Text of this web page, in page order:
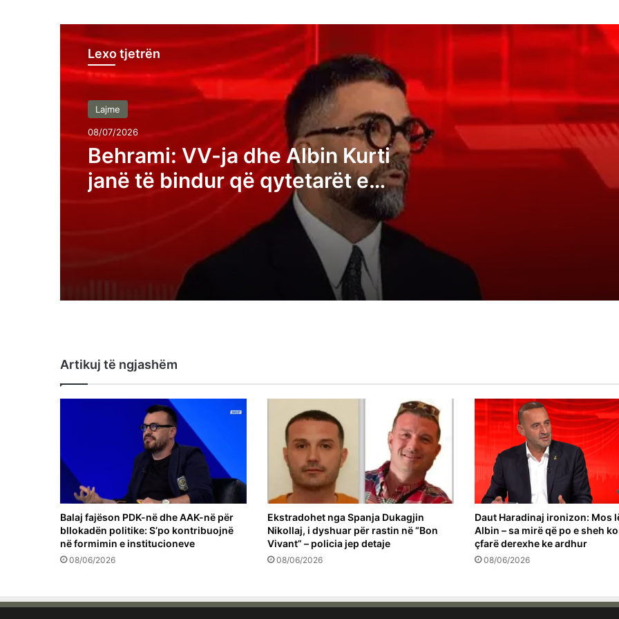
Lexo tjetrën
Lajme
08/07/2026
Behrami: VV-ja dhe Albin Kurti
janë të bindur që qytetarët e
Kosovës janë analfabetë
Behrami: VV-ja dhe Albin Kurti janë të
bindur që qytetarët e Kosovës janë
analfabetë funksionalë
Kryeziu e VV-së: Posti i presidentit nuk
duhet t’i takojë LDK-së
Pozhari: Albin Kurti duhet t’ia japë
presidentin opozitës, kështu tregohet
Ermal Sadiku: Asnjë parti nuk i ka fituar
deputetë, atëherë të kemi një
konsensual
Artikuj të ngjashëm
Balaj fajëson PDK-në dhe AAK-në për
bllokadën politike: S’po kontribuojnë
në formimin e institucioneve
08/06/2026
Ekstradohet nga Spanja Dukagjin
Nikollaj, i dyshuar për rastin në “Bon
Vivant” – policia jep detaje
08/06/2026
Daut Haradinaj ironizon: Mos
Albin – sa mirë që po e sheh
çfarë derexhe ke ardhur
08/06/2026